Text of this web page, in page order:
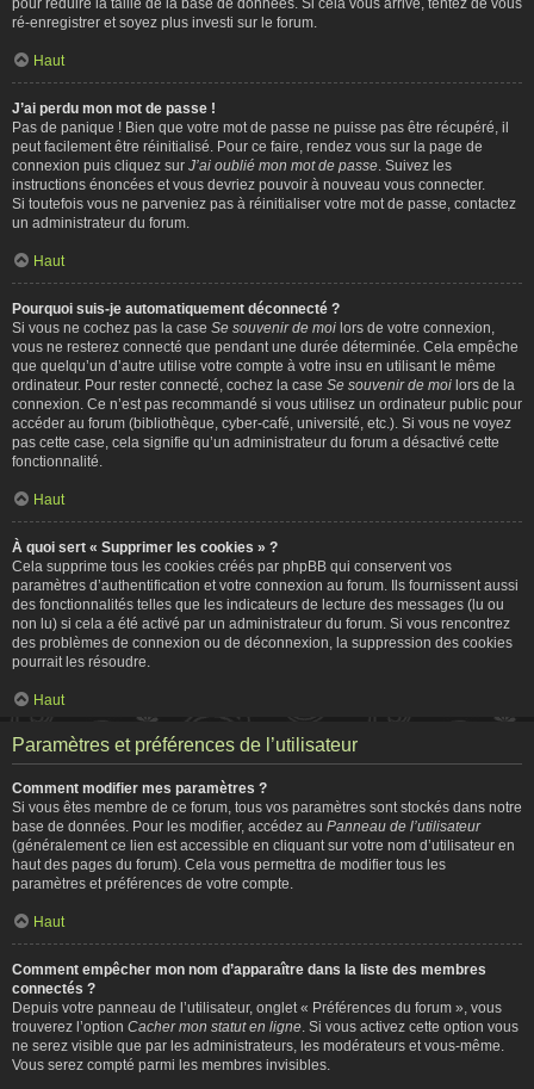
ré-enregistrer et soyez plus investi sur le forum.
Haut
J’ai perdu mon mot de passe !
Pas de panique ! Bien que votre mot de passe ne puisse pas être récupéré, il
peut facilement être réinitialisé. Pour ce faire, rendez vous sur la page de
connexion puis cliquez sur J’ai oublié mon mot de passe . Suivez les
instructions énoncées et vous devriez pouvoir à nouveau vous connecter.
Si toutefois vous ne parveniez pas à réinitialiser votre mot de passe, contactez
un administrateur du forum.
Haut
Pourquoi suis-je automatiquement déconnecté ?
Si vous ne cochez pas la case Se souvenir de moi lors de votre connexion,
vous ne resterez connecté que pendant une durée déterminée. Cela empêche
que quelqu’un d’autre utilise votre compte à votre insu en utilisant le même
ordinateur. Pour rester connecté, cochez la case Se souvenir de moi lors de la
connexion. Ce n’est pas recommandé si vous utilisez un ordinateur public pour
accéder au forum (bibliothèque, cyber-café, université, etc.). Si vous ne voyez
pas cette case, cela signifie qu’un administrateur du forum a désactivé cette
fonctionnalité.
Haut
À quoi sert « Supprimer les cookies » ?
Cela supprime tous les cookies créés par phpBB qui conservent vos
paramètres d’authentification et votre connexion au forum. Ils fournissent aussi
des fonctionnalités telles que les indicateurs de lecture des messages (lu ou
non lu) si cela a été activé par un administrateur du forum. Si vous rencontrez
des problèmes de connexion ou de déconnexion, la suppression des cookies
pourrait les résoudre.
Haut
Paramètres et préférences de l’utilisateur
Comment modifier mes paramètres ?
Si vous êtes membre de ce forum, tous vos paramètres sont stockés dans notre
base de données. Pour les modifier, accédez au Panneau de l’utilisateur
(généralement ce lien est accessible en cliquant sur votre nom d’utilisateur en
haut des pages du forum). Cela vous permettra de modifier tous les
paramètres et préférences de votre compte.
Haut
Comment empêcher mon nom d’apparaître dans la liste des membres
connectés ?
Depuis votre panneau de l’utilisateur, onglet « Préférences du forum », vous
trouverez l’option Cacher mon statut en ligne . Si vous activez cette option vous
ne serez visible que par les administrateurs, les modérateurs et vous-même.
Vous serez compté parmi les membres invisibles.